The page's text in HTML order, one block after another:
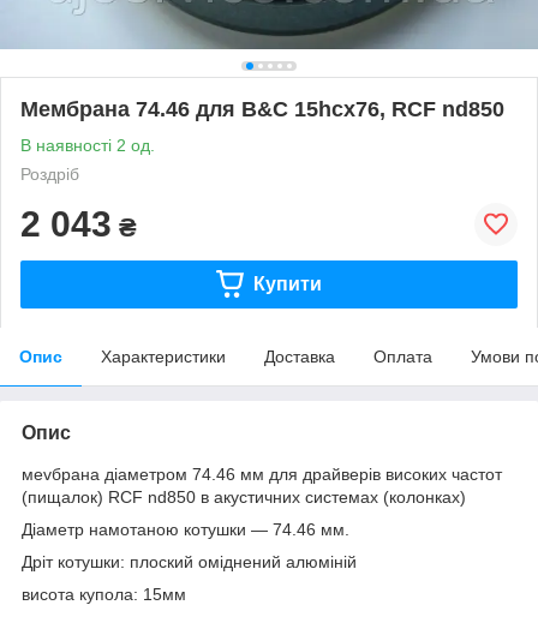
Мембрана 74.46 для B&C 15hcx76, RCF nd850
В наявності 2 од.
Роздріб
2 043 ₴
Купити
Опис Характеристики Доставка Оплата Умови
Опис
меvбрана діаметром 74.46 мм для драйверів високих частот
(пищалок) RCF nd850 в акустичних системах (колонках)
Діаметр намотаною котушки ― 74.46 мм.
Дріт котушки: плоский оміднений алюміній
висота купола: 15мм